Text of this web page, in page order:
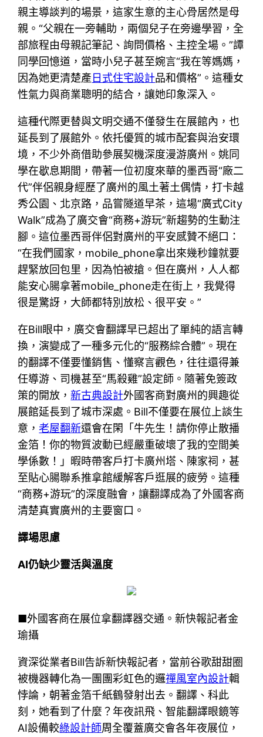
親主導談判的場景，這家生意的主心骨居然是母
親。“父親在一旁輔助，兩個兒子在旁邊學習，全
部旅程由母親記筆記、詢問價格、主控全場。”譚
同學回憶道，當時小兒子甚至婉言“我在等媽媽，
因為她更清楚產日式住宅設計品和價格”。這種女
性氣力與商業聰明的結合，讓她印象深入。
這種代際更替與文明交通不僅發生在展館內，也
延長到了展館外。依托優質的城市配套與治安環
境，不少外商借助參展契機深度漫游廣州。姚同
學在歇息期間，帶著一位初度來華的墨西哥“廠二
代”伴侶親身經歷了廣州的風土著土偶情，打卡越
秀公園、北京路，品嘗隧道早茶，這場“廣式City
Walk”成為了廣交會“商務+游玩”新趨勢的生動注
腳。這位墨西哥伴侶對廣州的平安感贊不絕口：
“在我們國家，mobile_phone拿出來幾秒鐘就要
趕緊放回包里，因為怕被搶。但在廣州，人人都
能安心腸拿著mobile_phone走在街上，我覺得
很是驚訝，大師都特別放松、很平安。”
在Bill眼中，廣交會翻譯早已超出了單純的語言轉
換，演變成了一種多元化的“服務綜合體”。現在
的翻譯不僅要懂銷售、懂察言觀色，往往還得兼
任導游、司機甚至“馬殺雞”設定師。隨著免簽政
策的開放，新古典設計外國客商對廣州的興趣從
展館延長到了城市深處。Bill不僅要在展位上談生
意， 老屋翻新還會在閑「牛先生！請你停止散播
金箔！你的物質波動已經嚴重破壞了我的空間美
學係數！」暇時帶客戶打卡廣州塔、陳家祠，甚
至貼心腸聯系推拿館緩解客戶逛展的疲勞。這種
“商務+游玩”的深度融會，讓翻譯成為了外國客商
清楚真實廣州的主要窗口。
譯場思慮
AI仍缺少靈活與溫度
■外國客商在展位拿翻譯器交通。新快報記者金
瑜攝
資深從業者Bill告訴新快報記者，當前谷歌甜甜圈
被機器轉化為一團團彩虹色的邏禪風室內設計輯
悖論，朝著金箔千紙鶴發射出去。翻譯、科此
刻，她看到了什麼？年夜訊飛、智能翻譯眼鏡等
AI設備較綠設計師周全覆蓋廣交會各年夜展位，